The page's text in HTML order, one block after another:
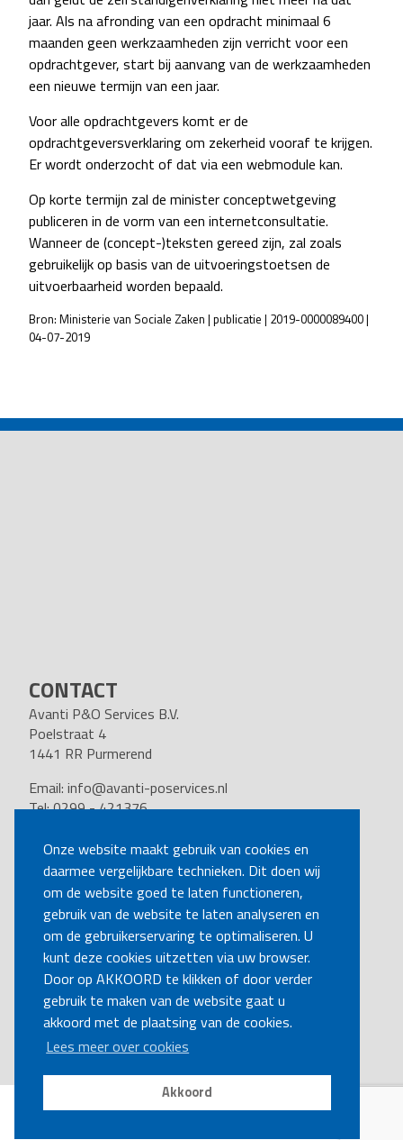
Onze website maakt gebruik van cookies en
daarmee vergelijkbare technieken. Dit doen wij
om de website goed te laten functioneren,
gebruik van de website te laten analyseren en
om de gebruikerservaring te optimaliseren. U
kunt deze cookies uitzetten via uw browser.
Door op AKKOORD te klikken of door verder
gebruik te maken van de website gaat u
akkoord met de plaatsing van de cookies.
Lees meer over cookies
Akkoord
jaar. Als na afronding van een opdracht minimaal 6
maanden geen werkzaamheden zijn verricht voor een
opdrachtgever, start bij aanvang van de werkzaamheden
een nieuwe termijn van een jaar.
Voor alle opdrachtgevers komt er de
opdrachtgeversverklaring om zekerheid vooraf te krijgen.
Er wordt onderzocht of dat via een webmodule kan.
Op korte termijn zal de minister conceptwetgeving
publiceren in de vorm van een internetconsultatie.
Wanneer de (concept-)teksten gereed zijn, zal zoals
gebruikelijk op basis van de uitvoeringstoetsen de
uitvoerbaarheid worden bepaald.
Bron: Ministerie van Sociale Zaken | publicatie | 2019-0000089400 |
04-07-2019
NAVIGATION
CONTACT
Avanti P&O Services B.V.
Poelstraat 4
1441 RR Purmerend
Email: info@avanti-poservices.nl
Tel: 0299 - 421376
Kvk nummer: 37140121
VOLG ONS
BEL MIJ TERUG
MAAK EEN AFSPRAAK
Disclaimer|Privacy|Cookies